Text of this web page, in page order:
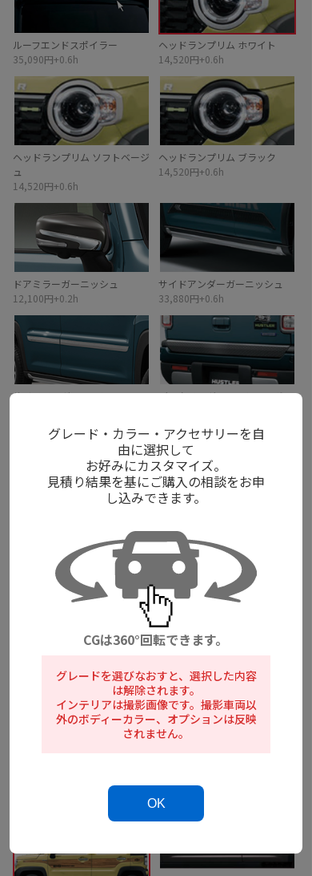
ルーフエンドスポイラー
35,090円+0.6h
ヘッドランプリム ホワイト
14,520円+0.6h
ヘッドランプリム ソフトベージ
ュ
14,520円+0.6h
ヘッドランプリム ブラック
14,520円+0.6h
ドアミラーガーニッシュ
12,100円+0.2h
サイドアンダーガーニッシュ
33,880円+0.6h
サイドドアガーニッシュ
バックドアガーニッシュ＋ボル
し イメージ 無し
14,520円+0.5h
フロントデカール タフ
フロントデカール スタイリッシ
ュ ホワイト
グレード・カラー・アクセサリーを自
由に選択して
お好みにカスタマイズ。
見積り結果を基にご購入の相談をお申
し込みできます。
CGは360°回転できます。
グレードを選びなおすと、選択した内容
は解除されます。
インテリアは撮影画像です。撮影車両以
外のボディーカラー、オプションは反映
されません。
OK